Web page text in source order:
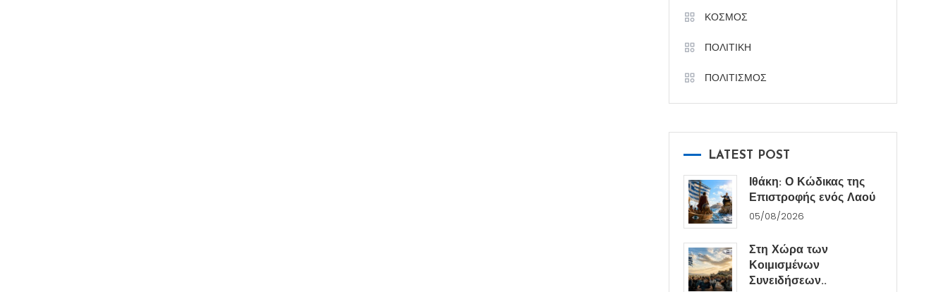
ΚΟΣΜΟΣ
ΠΟΛΙΤΙΚΗ
ΠΟΛΙΤΙΣΜΟΣ
LATEST POST
Ιθάκη: Ο Κώδικας της
Επιστροφής ενός Λαού
05/08/2026
Στη Χώρα των
Κοιμισμένων
Συνειδήσεων..